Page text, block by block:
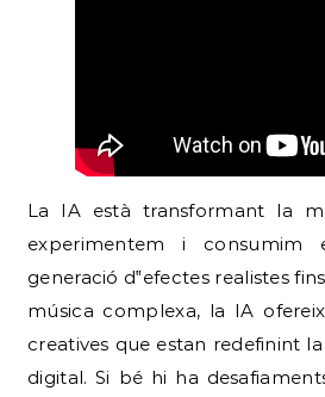
La IA està transformant la
experimentem i
generació d‟efectes realistes
música complexa, la IA
creatives que estan redefinint
digital. Si bé hi ha